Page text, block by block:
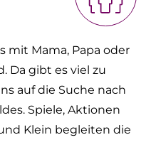
mit Mama, Papa oder
Da gibt es viel zu
auf die Suche nach
Spiele, Aktionen
Klein begleiten die